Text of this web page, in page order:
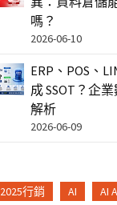
嗎？
2026-06-10
ERP、POS、
成 SSOT？企
解析
2026-06-09
2025行銷 AI
AI